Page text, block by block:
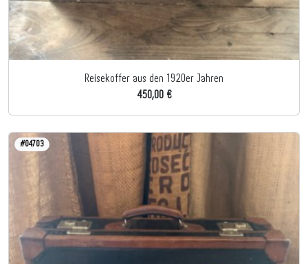
Reisekoffer aus den 1920er Jahren
450,00 €
#04703